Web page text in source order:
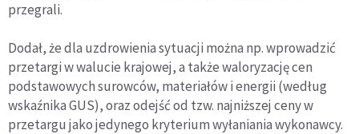
przegrali.
Dodał, że dla uzdrowienia sytuacji można np. wprowadzić
przetargi w walucie krajowej, a także waloryzację cen
podstawowych surowców, materiałów i energii (według
wskaźnika GUS), oraz odejść od tzw. najniższej ceny w
przetargu jako jedynego kryterium wyłaniania wykonawcy.